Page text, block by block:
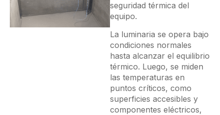
seguridad térmica del
equipo.
La luminaria se opera bajo
condiciones normales
hasta alcanzar el equilibrio
térmico. Luego, se miden
las temperaturas en
puntos críticos, como
superficies accesibles y
componentes eléctricos,